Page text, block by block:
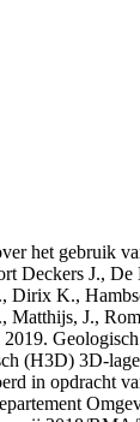
het gebruik
Deckers J.,
Dirix K.,
Matthijs, J.,
2019.
(H3D) 3D-
in opdracht